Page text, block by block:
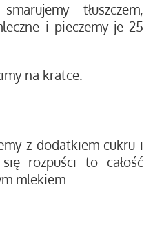
tłuszczem,
i pieczemy je 25
na kratce.
z dodatkiem cukru i
rozpuści to całość
mlekiem.